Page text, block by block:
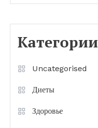
Категории
Uncategorised
Диеты
Здоровье